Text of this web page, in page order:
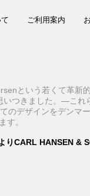
ご利用案内
という若くて革新
つきました。―これ
のデザインをデンマ
す。
CARL HANSEN &